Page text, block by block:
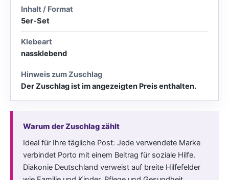
Inhalt / Format
5er-Set
Klebeart
nassklebend
Hinweis zum Zuschlag
Der Zuschlag ist im angezeigten Preis enthalten.
Warum der Zuschlag zählt
Ideal für Ihre tägliche Post: Jede verwendete Marke
verbindet Porto mit einem Beitrag für soziale Hilfe.
Diakonie Deutschland verweist auf breite Hilfefelder